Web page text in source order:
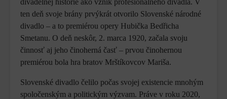
divadelnej histórie ako vznik profesionálneho divadla. V
ten deň svoje brány prvýkrát otvorilo Slovenské národné
divadlo – a to premiérou opery Hubička Bedřicha
Smetanu. O deň neskôr, 2. marca 1920, začala svoju
činnosť aj jeho činoherná časť – prvou činohernou
premiérou bola hra bratov Mrštíkovcov Mariša.
Slovenské divadlo čelilo počas svojej existencie mnohým
spoločenským a politickým výzvam. Práve v roku 2020,